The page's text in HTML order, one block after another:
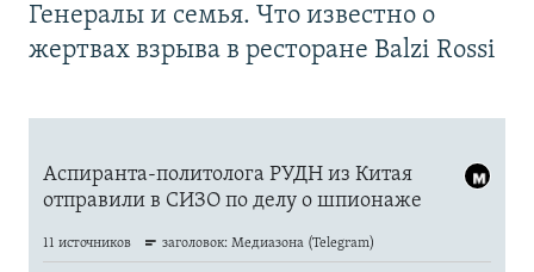
Генералы и семья. Что известно о
жертвах взрыва в ресторане Balzi Rossi